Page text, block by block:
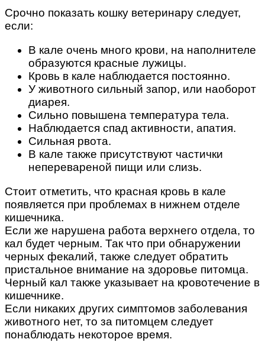
Срочно показать кошку ветеринару следует,
если:
В кале очень много крови, на наполнителе
образуются красные лужицы.
Кровь в кале наблюдается постоянно.
У животного сильный запор, или наоборот
диарея.
Сильно повышена температура тела.
Наблюдается спад активности, апатия.
Сильная рвота.
В кале также присутствуют частички
неперевареной пищи или слизь.
Стоит отметить, что красная кровь в кале
появляется при проблемах в нижнем отделе
кишечника.
Если же нарушена работа верхнего отдела, то
кал будет черным. Так что при обнаружении
черных фекалий, также следует обратить
пристальное внимание на здоровье питомца.
Черный кал также указывает на кровотечение в
кишечнике.
Если никаких других симптомов заболевания
животного нет, то за питомцем следует
понаблюдать некоторое время.